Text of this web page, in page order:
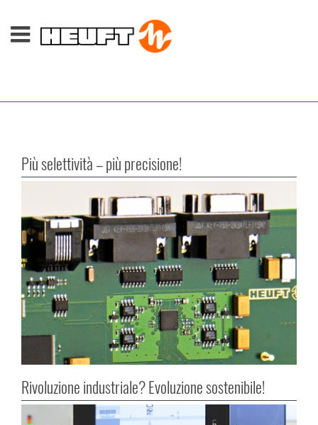
Più selettività – più precisione!
Rivoluzione industriale? Evoluzione sostenibile!